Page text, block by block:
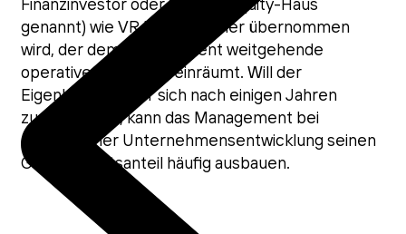
Finanzinvestor oder Private-Equity-Haus
genannt) wie VR Equitypartner übernommen
wird, der dem Management weitgehende
operative Freiheiten einräumt. Will der
Eigenkapitalgeber sich nach einigen Jahren
zurückziehen, kann das Management bei
erfolgreicher Unternehmensentwicklung seinen
Gesellschaftsanteil häufig ausbauen.